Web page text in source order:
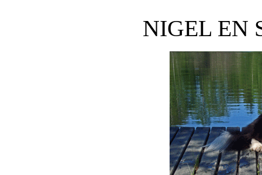
NIGEL EN